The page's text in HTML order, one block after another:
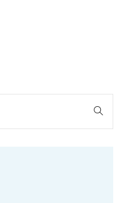
भरपूर रहना सुनिश्चित करें।
हैं जो प्रेम, शांति और शक्ति का